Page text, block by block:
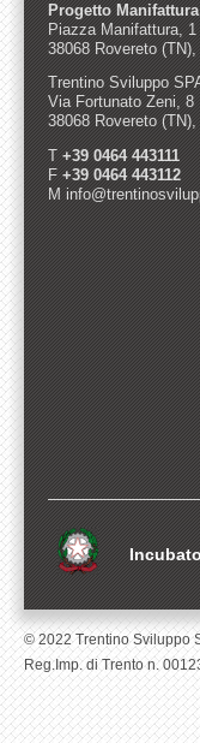
Progetto Manifattura
Piazza Manifattura, 1
38068 Rovereto
Trentino Sviluppo
Via Fortunato Zeni, 8
38068 Rovereto
T +39 0464 443111
F +39 0464 443112
M
© 2022 Trentino Sviluppo
Reg.Imp. di Trento n.